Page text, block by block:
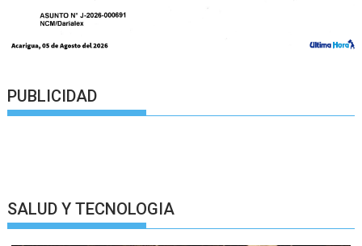
PUBLICIDAD
SALUD Y TECNOLOGIA